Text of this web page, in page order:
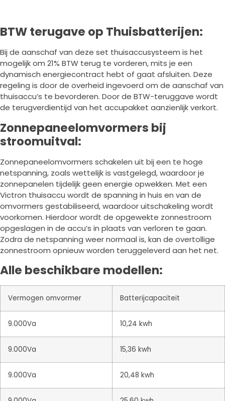
BTW terugave op Thuisbatterijen:
Bij de aanschaf van deze set thuisaccusysteem is het
mogelijk om 21% BTW terug te vorderen, mits je een
dynamisch energiecontract hebt of gaat afsluiten. Deze
regeling is door de overheid ingevoerd om de aanschaf van
thuisaccu’s te bevorderen. Door de BTW-teruggave wordt
de terugverdientijd van het accupakket aanzienlijk verkort.
Zonnepaneelomvormers bij
stroomuitval:
Zonnepaneelomvormers schakelen uit bij een te hoge
netspanning, zoals wettelijk is vastgelegd, waardoor je
zonnepanelen tijdelijk geen energie opwekken. Met een
Victron thuisaccu wordt de spanning in huis en van de
omvormers gestabiliseerd, waardoor uitschakeling wordt
voorkomen. Hierdoor wordt de opgewekte zonnestroom
opgeslagen in de accu’s in plaats van verloren te gaan.
Zodra de netspanning weer normaal is, kan de overtollige
zonnestroom opnieuw worden teruggeleverd aan het net.
Alle beschikbare modellen:
Vermogen omvormer Batterijcapaciteit
9.000Va 10,24 kwh
9.000Va 15,36 kwh
9.000Va 20,48 kwh